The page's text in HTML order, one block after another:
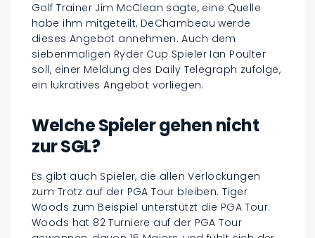
Golf Trainer Jim McClean sagte, eine Quelle
habe ihm mitgeteilt, DeChambeau werde
dieses Angebot annehmen. Auch dem
siebenmaligen Ryder Cup Spieler Ian Poulter
soll, einer Meldung des Daily Telegraph zufolge,
ein lukratives Angebot vorliegen.
Welche Spieler gehen nicht
zur SGL?
Es gibt auch Spieler, die allen Verlockungen
zum Trotz auf der PGA Tour bleiben. Tiger
Woods zum Beispiel unterstützt die PGA Tour.
Woods hat 82 Turniere auf der PGA Tour